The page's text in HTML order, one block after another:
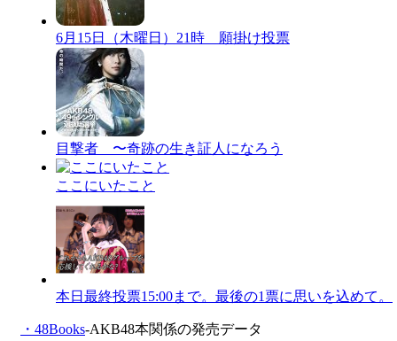
6月15日（木曜日）21時 願掛け投票
目撃者 〜奇跡の生き証人になろう
ここにいたこと
本日最終投票15:00まで。最後の1票に思いを込めて。
・48Books-AKB48本関係の発売データ